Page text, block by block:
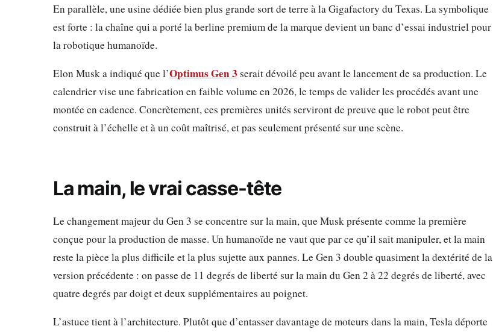
En parallèle, une usine dédiée bien plus grande sort de terre à la Gigafactory du Texas. La symbolique
est forte : la chaîne qui a porté la berline premium de la marque devient un banc d’essai industriel pour
la robotique humanoïde.
Elon Musk a indiqué que l’Optimus Gen 3 serait dévoilé peu avant le lancement de sa production. Le
calendrier vise une fabrication en faible volume en 2026, le temps de valider les procédés avant une
montée en cadence. Concrètement, ces premières unités serviront de preuve que le robot peut être
construit à l’échelle et à un coût maîtrisé, et pas seulement présenté sur une scène.
La main, le vrai casse-tête
Le changement majeur du Gen 3 se concentre sur la main, que Musk présente comme la première
conçue pour la production de masse. Un humanoïde ne vaut que par ce qu’il sait manipuler, et la main
reste la pièce la plus difficile et la plus sujette aux pannes. Le Gen 3 double quasiment la dextérité de la
version précédente : on passe de 11 degrés de liberté sur la main du Gen 2 à 22 degrés de liberté, avec
quatre degrés par doigt et deux supplémentaires au poignet.
L’astuce tient à l’architecture. Plutôt que d’entasser davantage de moteurs dans la main, Tesla déporte